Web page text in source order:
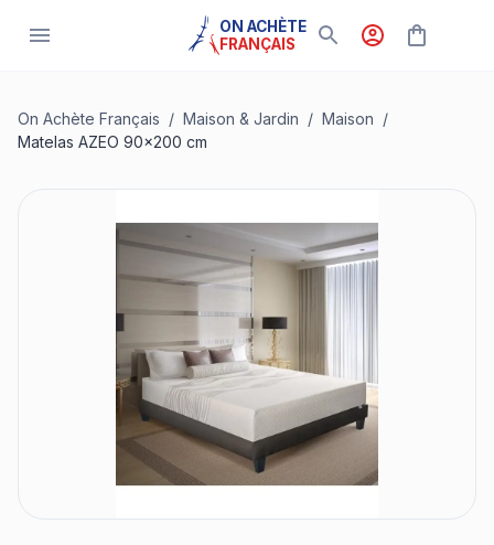
ON ACHÈTE
FRANÇAIS
On Achète Français / Maison & Jardin / Maison /
Matelas AZEO 90x200 cm